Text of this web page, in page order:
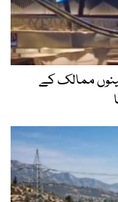
ممالک کے